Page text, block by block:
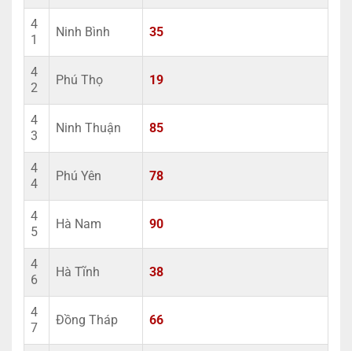
4
1
Ninh Bình 35
4
2
Phú Thọ 19
4
3
Ninh Thuận 85
4
4
Phú Yên 78
4
5
Hà Nam 90
4
6
Hà Tĩnh 38
4
7
Đồng Tháp 66